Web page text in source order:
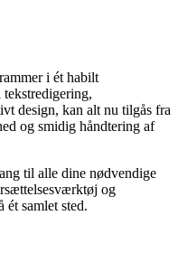
i ét habilt
design, kan alt nu tilgås fra
og smidig håndtering af
til alle dine nødvendige
og
samlet sted.